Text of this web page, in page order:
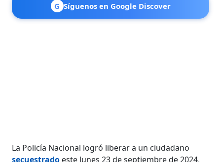
G Síguenos en Google Discover
La Policía Nacional logró liberar a un ciudadano
secuestrado este lunes 23 de septiembre de 2024,